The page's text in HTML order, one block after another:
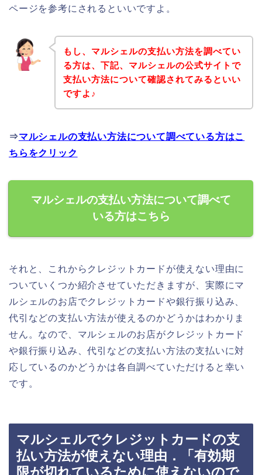
ページを参考にされるといいですよ。
もし、マルシェルの支払い方法を調べてい
る方は、下記、マルシェルの公式サイトで
支払い方法について確認されてみるといい
ですよ♪
⇒マルシェルの支払い方法について調べている方はこ
ちらをクリック
マルシェルの支払い方法について調べて
いる方はこちら
それと、これからクレジットカードが使えない理由に
ついていくつか紹介させていただきますが、実際にマ
ルシェルのお店でクレジットカードや銀行振り込み、
代引などの支払い方法が使えるのかどうかはわかりま
せん。なので、マルシェルのお店がクレジットカード
や銀行振り込み、代引などの支払い方法の支払いに対
応しているのかどうかは各自調べていただけると幸い
です。
マルシェルでクレジットカードの支
払い方法が使えない理由．「有効期